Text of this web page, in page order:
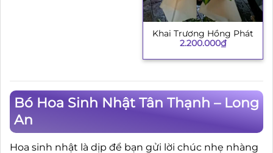
Khai Trương Hồng Phát
2.200.000₫
Bó Hoa Sinh Nhật Tân Thạnh – Long
An
Hoa sinh nhật là dịp để bạn gửi lời chúc nhẹ nhàng